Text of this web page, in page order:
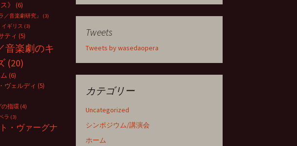
Tweets
Tweets by wasedaopera
カテゴリー
Uncategorized
シンポジウム/講演会
ホーム
》 (6)
／音楽劇研究』 (3)
イギリス (3)
ティ (5)
音楽劇のキ
(20)
(6)
ヴェルディ (5)
指環 (4)
ラ (3)
・ヴァーグナ